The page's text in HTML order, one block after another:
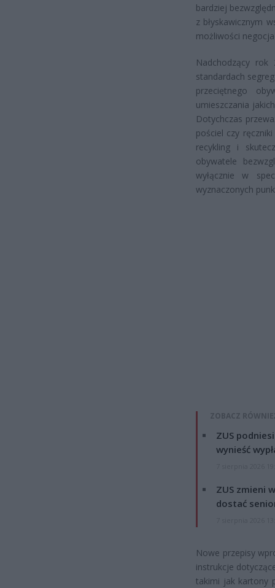
bardziej
z błyskawicznym
możliwości
Nadchodzący
standardach
przeciętnego
umieszczania
Dotychczas
pościel czy
recykling i
obywatele
wyłącznie w
wyznaczonych
ZOBACZ
ZUS
wynieść
ZUS zmieni
dostać
Nowe przepisy
instrukcje
takimi jak kartony